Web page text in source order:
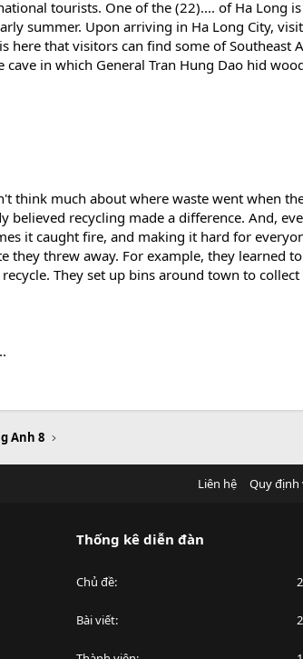
tourists. One of the (22).... of Ha Long
summer. Upon arriving in Ha Long City,
here that visitors can find some of Southeast
in which General Tran Hung Dao hid
think much about where waste went when
believed recycling made a difference. And,
it caught fire, and making it hard for
they threw away. For example, they learned
They set up bins around town to collect
Anh 8
Liên hệ Quy định
Thống kê diễn đàn
Chủ đề
Bài viết